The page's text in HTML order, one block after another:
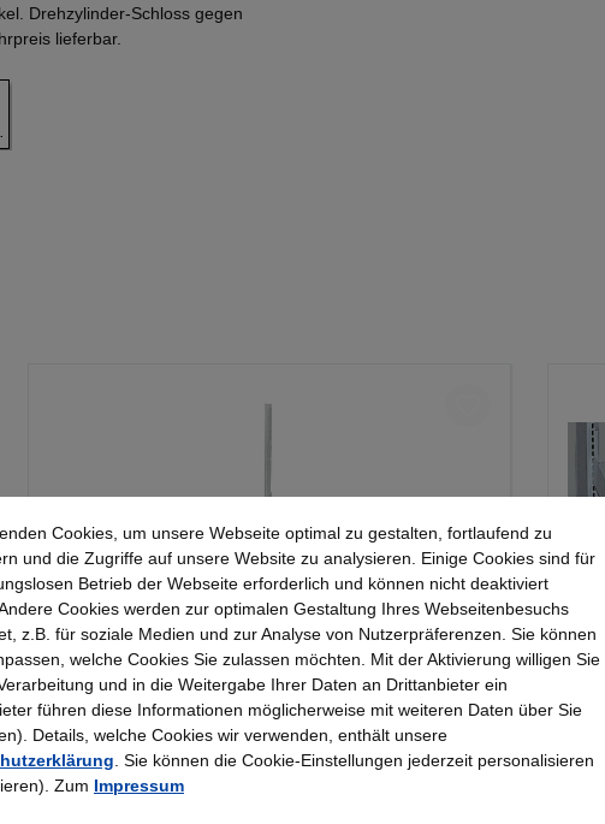
Drehzylinder-Schloss gegen
lieferbar.
Kerkmann - Wandschiene lichtgrau 2000, Serie
70-BV
25,23 €*
Cookies, um unsere Webseite optimal zu gestalten, fortlaufend zu
und die Zugriffe auf unsere Website zu analysieren. Einige Cookies sind für
Betrieb der Webseite erforderlich und können nicht deaktiviert
Cookies werden zur optimalen Gestaltung Ihres Webseitenbesuchs
z.B. für soziale Medien und zur Analyse von Nutzerpräferenzen. Sie können
welche Cookies Sie zulassen möchten. Mit der Aktivierung willigen Sie
und in die Weitergabe Ihrer Daten an Drittanbieter ein
führen diese Informationen möglicherweise mit weiteren Daten über Sie
Details, welche Cookies wir verwenden, enthält unsere
. Sie können die Cookie-Einstellungen jederzeit personalisieren
Zum Impressum